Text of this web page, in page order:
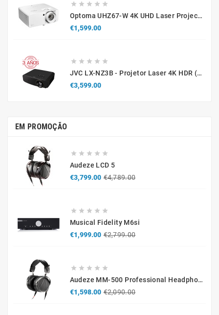
    
Optoma UHZ67-W 4K UHD Laser Projector 4300 Lumens White
€1,599.00Price
    
JVC LX-NZ3B - Projetor Laser 4K HDR (Caixa Aberta / Demonstração)
€3,599.00Price
EM PROMOÇÃO
    
Audeze LCD 5
€3,799.00 €4,789.00
    
Musical Fidelity M6si
€1,999.00 €2,799.00
    
Audeze MM-500 Professional Headphones
€1,598.00 €2,090.00